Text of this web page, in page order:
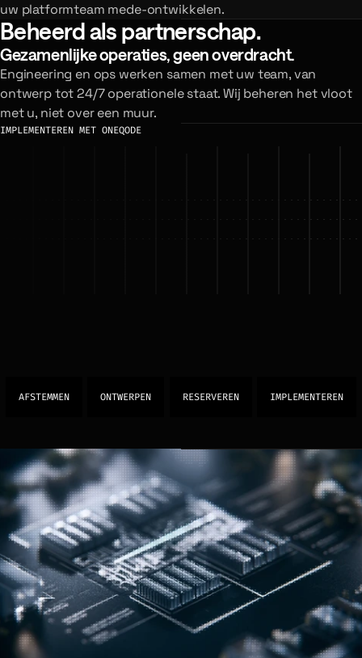
uw platformteam mede-ontwikkelen.
Beheerd als partnerschap.
Gezamenlijke operaties, geen overdracht.
Engineering en ops werken samen met uw team, van
ontwerp tot 24/7 operationele staat. Wij beheren het vloot
met u, niet over een muur.
IMPLEMENTEREN MET ONEQODE
AFSTEMMEN ONTWERPEN RESERVEREN IMPLEMENTEREN